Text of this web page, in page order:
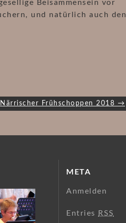
Beisammensein vor
und natürlich auch den
Närrischer Frühschoppen 2018 →
META
Anmelden
Entries RSS